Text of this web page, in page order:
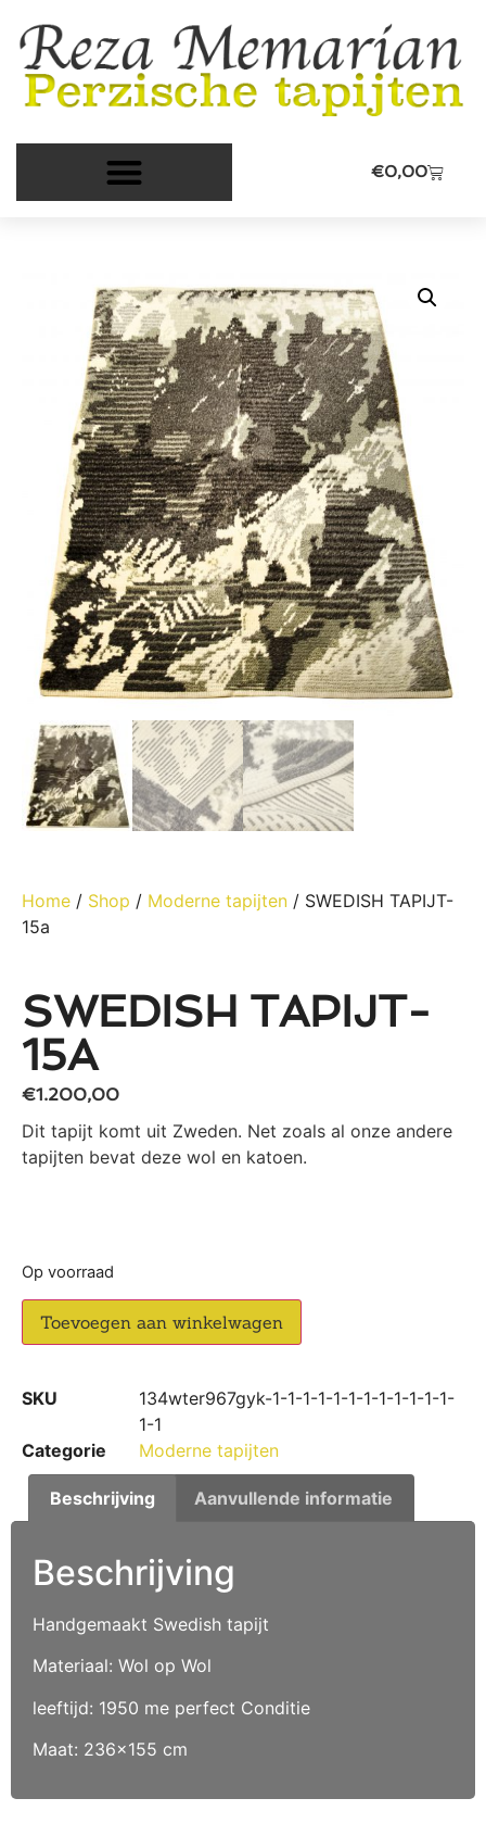
€0,00
Home / Shop / Moderne tapijten / SWEDISH TAPIJT-
15a
SWEDISH TAPIJT-
15A
€1.200,00
Dit tapijt komt uit Zweden. Net zoals al onze andere
tapijten bevat deze wol en katoen.
Op voorraad
Toevoegen aan winkelwagen
SKU
134wter967gyk-1-1-1-1-1-1-1-1-1-1-1-1-
1-1
Categorie
Moderne tapijten
Beschrijving Aanvullende informatie
Beschrijving
Handgemaakt Swedish tapijt
Materiaal: Wol op Wol
leeftijd: 1950 me perfect Conditie
Maat: 236×155 cm